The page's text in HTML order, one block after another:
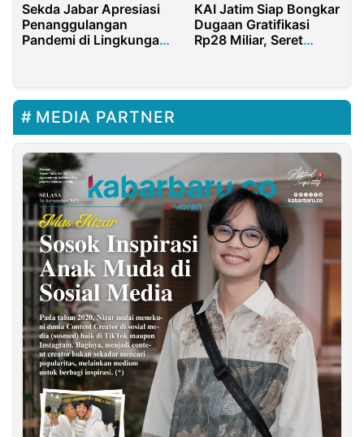
Sekda Jabar Apresiasi
Penanggulangan
Pandemi di Lingkungan
KAI Jatim Siap Bongkar
Dugaan Gratifikasi
Rp28 Miliar, Seret
MEDIA PARTNER